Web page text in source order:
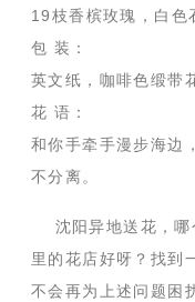
19枝香槟玫瑰，白色
包 装：
英文纸，咖啡色缎带
花 语：
和你手牵手漫步海边
不分离。
沈阳异地送花，哪
里的花店好呀？找到
不会再为上述问题困